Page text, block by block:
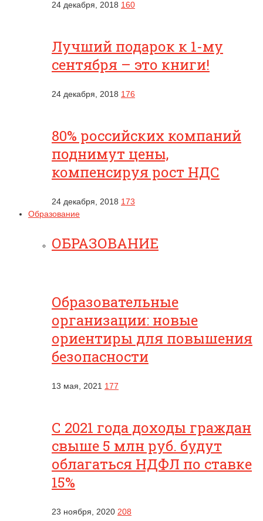
24 декабря, 2018 160
Лучший подарок к 1-му
сентября – это книги!
24 декабря, 2018 176
80% российских компаний
поднимут цены,
компенсируя рост НДС
24 декабря, 2018 173
Образование
ОБРАЗОВАНИЕ
Образовательные
организации: новые
ориентиры для повышения
безопасности
13 мая, 2021 177
С 2021 года доходы граждан
свыше 5 млн руб. будут
облагаться НДФЛ по ставке
15%
23 ноября, 2020 208